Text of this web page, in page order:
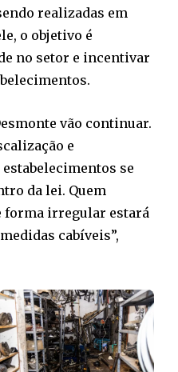
realizadas em
o objetivo é
no setor e incentivar
vão continuar.
e
se
da lei. Quem
irregular estará
cabíveis”,